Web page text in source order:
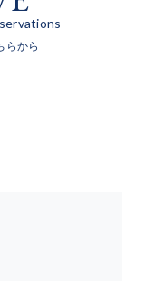
らから